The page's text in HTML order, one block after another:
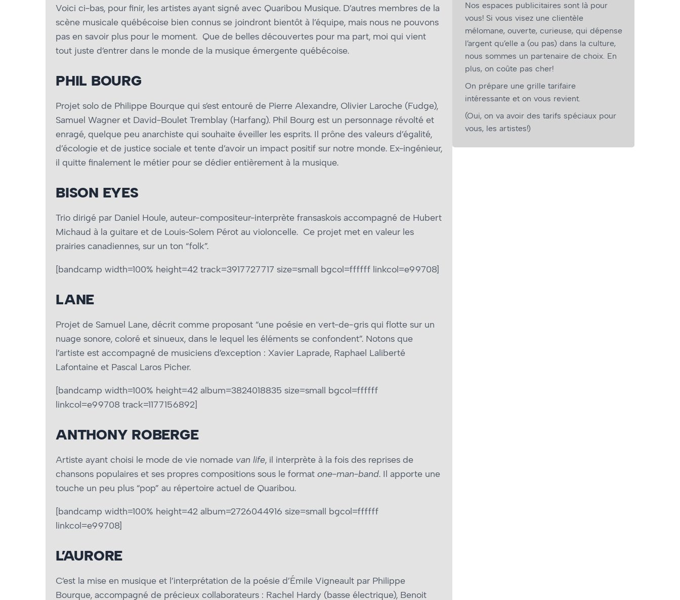
Voici ci-bas, pour finir, les artistes ayant signé avec Quaribou Musique. D’autres membres de la
scène musicale québécoise bien connus se joindront bientôt à l’équipe, mais nous ne pouvons
pas en savoir plus pour le moment. Que de belles découvertes pour ma part, moi qui vient
tout juste d’entrer dans le monde de la musique émergente québécoise.
PHIL BOURG
Projet solo de Philippe Bourque qui s’est entouré de Pierre Alexandre, Olivier Laroche (Fudge),
Samuel Wagner et David-Boulet Tremblay (Harfang). Phil Bourg est un personnage révolté et
enragé, quelque peu anarchiste qui souhaite éveiller les esprits. Il prône des valeurs d’égalité,
d’écologie et de justice sociale et tente d’avoir un impact positif sur notre monde. Ex-ingénieur,
il quitte finalement le métier pour se dédier entièrement à la musique.
BISON EYES
Trio dirigé par Daniel Houle, auteur-compositeur-interprète fransaskois accompagné de Hubert
Michaud à la guitare et de Louis-Solem Pérot au violoncelle. Ce projet met en valeur les
prairies canadiennes, sur un ton “folk”.
[bandcamp width=100% height=42 track=3917727717 size=small bgcol=ffffff linkcol=e99708]
LANE
Projet de Samuel Lane, décrit comme proposant “une poésie en vert-de-gris qui flotte sur un
nuage sonore, coloré et sinueux, dans le lequel les éléments se confondent”. Notons que
l’artiste est accompagné de musiciens d’exception : Xavier Laprade, Raphael Laliberté
Lafontaine et Pascal Laros Picher.
[bandcamp width=100% height=42 album=3824018835 size=small bgcol=ffffff
linkcol=e99708 track=1177156892]
ANTHONY ROBERGE
Artiste ayant choisi le mode de vie nomade van life, il interprète à la fois des reprises de
chansons populaires et ses propres compositions sous le format one-man-band. Il apporte une
touche un peu plus “pop” au répertoire actuel de Quaribou.
[bandcamp width=100% height=42 album=2726044916 size=small bgcol=ffffff
linkcol=e99708]
L’AURORE
C’est la mise en musique et l’interprétation de la poésie d’Émile Vigneault par Philippe
Bourque, accompagné de précieux collaborateurs : Rachel Hardy (basse électrique), Benoit
Nos espaces publicitaires sont là pour
vous! Si vous visez une clientèle
mélomane, ouverte, curieuse, qui dépense
l’argent qu’elle a (ou pas) dans la culture,
nous sommes un partenaire de choix. En
plus, on coûte pas cher!
On prépare une grille tarifaire
intéressante et on vous revient.
(Oui, on va avoir des tarifs spéciaux pour
vous, les artistes!)